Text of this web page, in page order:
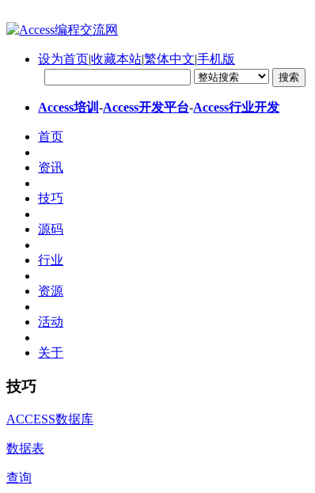
设为首页|收藏本站|繁体中文|手机版
Access培训 -Access开发平台-Access行业开发
首页
资讯
技巧
源码
行业
资源
活动
关于
技巧
ACCESS数据库
数据表
查询